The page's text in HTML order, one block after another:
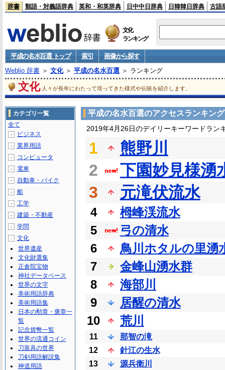
辞書 類語・対義語辞典 英和・和英辞典 日中中日辞典 日韓韓日辞典 古語
文化
ランキング
平成の名水百選 トップ 索引
画像から探す
Weblio 辞書＞ 文化＞ 平成の名水百選＞ ランキング
文化 人々が長年にわたって培ってきた様式や伝統を紹介します。
平成の名水百選のアクセスランキング
2019年4月26日のデイリーキーワードラン
1
熊野川
2
下園妙見様湧
3
元滝伏流水
4
栂峰渓流水
5
弓の清水
6
鳥川ホタルの里湧
7
金峰山湧水群
8
海部川
9
居醒の清水
10
荒川
11
那智の滝
12
針江の生水
13
源兵衛川
カテゴリ一覧
全て
＋ ビジネス
＋ 業界用語
＋ コンピュータ
＋ 電車
＋ 自動車・バイク
＋ 船
＋ 工学
＋ 建築・不動産
＋ 学問
－
文化
世界遺産
文化財選集
正倉院宝物
神社データベース
世界の文字
美術用語辞典
美術用語集
日本の勲章・褒章一
覧
記念貨幣一覧
世界の流通コイン
刀装具の世界
刀剣用語解説集
神道用語